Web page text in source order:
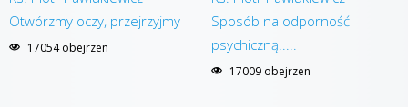
Otwórzmy oczy, przejrzyjmy
17054 obejrzen
Sposób na odporność
psychiczną.....
17009 obejrzen